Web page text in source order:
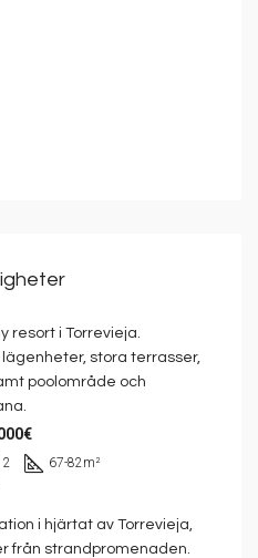
resort i Torrevieja.
lägenheter, stora terrasser,
poolområde och
2 67-82m²
i hjärtat av Torrevieja,
från strandpromenaden.